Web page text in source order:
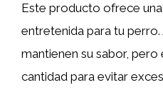
Este producto ofrece
entretenida para tu perro.
mantienen su sabor,
cantidad para evitar